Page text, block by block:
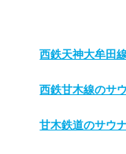
西鉄天神大牟田
西鉄甘木線のサ
甘木鉄道のサウ